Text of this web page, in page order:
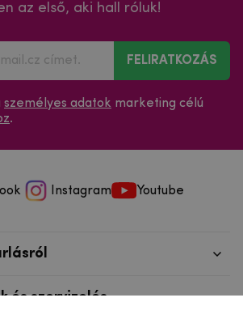
az első, aki hall róluk!
FELIRATKOZÁS
személyes adatok marketing célú
.
Instagram Youtube
és szervizelés